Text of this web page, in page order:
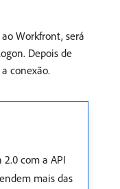
Workfront, será
Depois de
conexão.
2.0 com a API
mais das